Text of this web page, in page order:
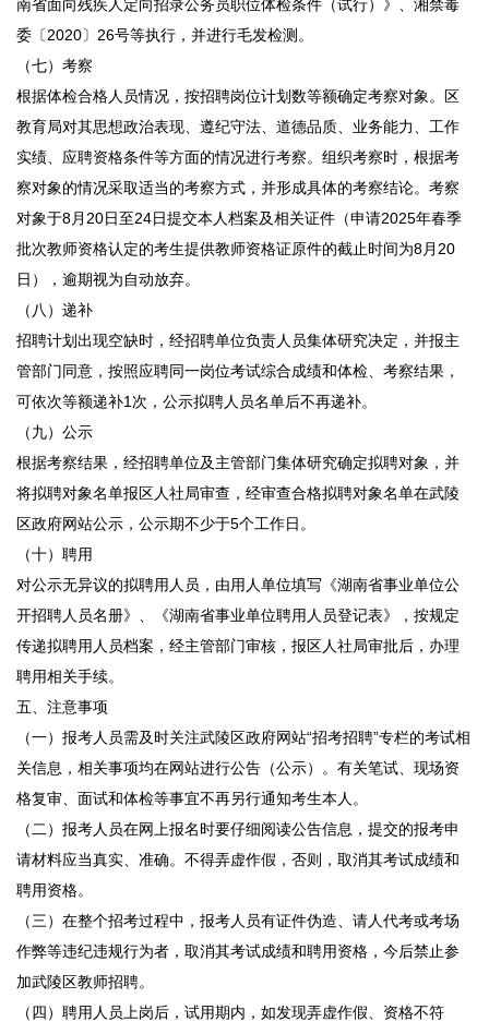
南省面向残疾人定向招录公务员职位体检条件（试行）》、湘禁毒
委〔2020〕26号等执行，并进行毛发检测。
（七）考察
根据体检合格人员情况，按招聘岗位计划数等额确定考察对象。区
教育局对其思想政治表现、遵纪守法、道德品质、业务能力、工作
实绩、应聘资格条件等方面的情况进行考察。组织考察时，根据考
察对象的情况采取适当的考察方式，并形成具体的考察结论。考察
对象于8月20日至24日提交本人档案及相关证件（申请2025年春季
批次教师资格认定的考生提供教师资格证原件的截止时间为8月20
日），逾期视为自动放弃。
（八）递补
招聘计划出现空缺时，经招聘单位负责人员集体研究决定，并报主
管部门同意，按照应聘同一岗位考试综合成绩和体检、考察结果，
可依次等额递补1次，公示拟聘人员名单后不再递补。
（九）公示
根据考察结果，经招聘单位及主管部门集体研究确定拟聘对象，并
将拟聘对象名单报区人社局审查，经审查合格拟聘对象名单在武陵
区政府网站公示，公示期不少于5个工作日。
（十）聘用
对公示无异议的拟聘用人员，由用人单位填写《湖南省事业单位公
开招聘人员名册》、《湖南省事业单位聘用人员登记表》，按规定
传递拟聘用人员档案，经主管部门审核，报区人社局审批后，办理
聘用相关手续。
五、注意事项
（一）报考人员需及时关注武陵区政府网站“招考招聘”专栏的考试相
关信息，相关事项均在网站进行公告（公示）。有关笔试、现场资
格复审、面试和体检等事宜不再另行通知考生本人。
（二）报考人员在网上报名时要仔细阅读公告信息，提交的报考申
请材料应当真实、准确。不得弄虚作假，否则，取消其考试成绩和
聘用资格。
（三）在整个招考过程中，报考人员有证件伪造、请人代考或考场
作弊等违纪违规行为者，取消其考试成绩和聘用资格，今后禁止参
加武陵区教师招聘。
（四）聘用人员上岗后，试用期内，如发现弄虚作假、资格不符